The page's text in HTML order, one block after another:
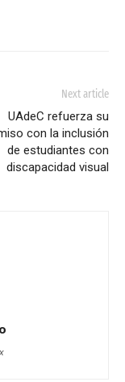
Next article
UAdeC refuerza su
con la inclusión
de estudiantes con
discapacidad visual